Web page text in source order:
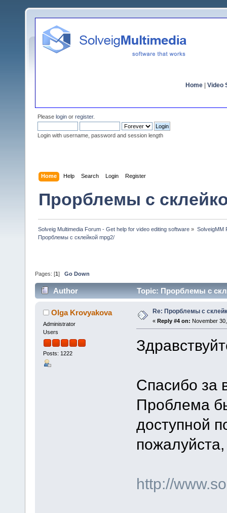
Home Video
Please login or register.
Login with username, password and session length
Home Help Search Login Register
Прорблемы с
Solveig Multimedia Forum - Get help for video editing software » SolveigMM
Прорблемы с склейкой mpg2/
Pages: [1 ] Go Down
Author Topic: Прорблемы с
Olga Krovyakova
Administrator
Users
Posts: 1222
Re: Прорблемы с
« Reply #4 on: November
Спасибо за
Проблема
доступной
http://